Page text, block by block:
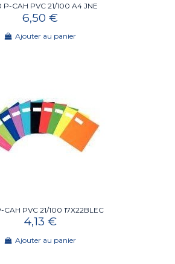
P-CAH PVC 21/100 A4 JNE
6,50 €
Ajouter au panier
CAH PVC 21/100 17X22BLEC
4,13 €
Ajouter au panier